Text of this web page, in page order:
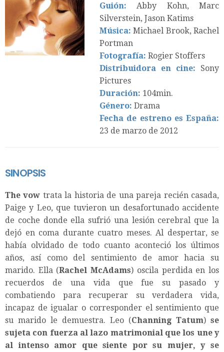
Guión:Abby Kohn, Marc
Silverstein, Jason Katims
Música:Michael Brook, Rachel
Portman
Fotografía: Rogier Stoffers
Distribuidora en cine: Sony
Pictures
Duración: 104min.
Género: Drama
Fecha de estreno es España:
23 de marzo de 2012
SINOPSIS
The vow trata la historia de una pareja recién casada,
Paige y Leo, que tuvieron un desafortunado accidente
de coche donde ella sufrió una lesión cerebral que la
dejó en coma durante cuatro meses. Al despertar, se
había olvidado de todo cuanto aconteció los últimos
años, así como del sentimiento de amor hacia su
marido. Ella (Rachel McAdams) oscila perdida en los
recuerdos de una vida que fue su pasado y
combatiendo para recuperar su verdadera vida,
incapaz de igualar o corresponder el sentimiento que
su marido le demuestra. Leo (Channing Tatum) se
sujeta con fuerza al lazo matrimonial que los une y
al intenso amor que siente por su mujer, y se